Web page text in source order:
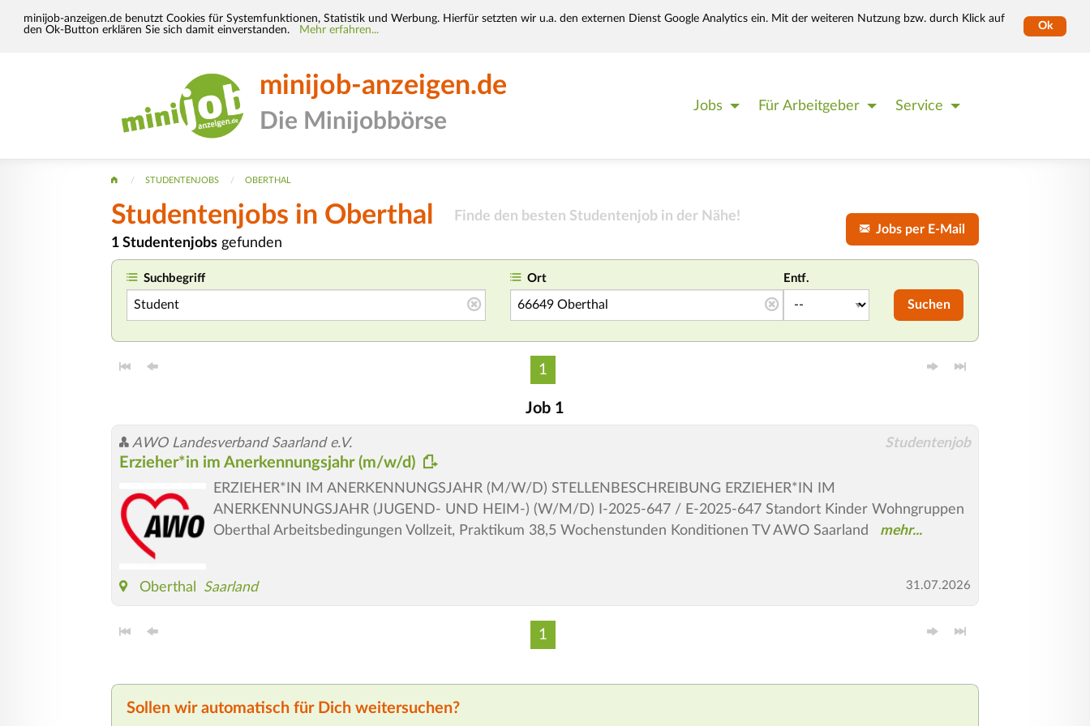
minijob-anzeigen.de benutzt Cookies für Systemfunktionen, Statistik und Werbung. Hierfür setzten wir u.a. den externen Dienst Google Analytics ein. Mit der weiteren Nutzung bzw. durch Klick auf
den Ok-Button erklären Sie sich damit einverstanden.
Mehr erfahren... Ok
minijob-anzeigen.de
Die Minijobbörse
Jobs Für Arbeitgeber Service
STUDENTENJOBS OBERTHAL
Studentenjobs in Oberthal Finde den besten Studentenjob in der Nähe!
1 Studentenjobs gefunden
Jobs per E-Mail
Suchbegriff Ort Entf.
Suchen
1
Job 1
AWO Landesverband Saarland e.V. Studentenjob
Erzieher*in im Anerkennungsjahr (m/w/d)
ERZIEHER*IN IM ANERKENNUNGSJAHR (M/W/D) STELLENBESCHREIBUNG ERZIEHER*IN IM
ANERKENNUNGSJAHR (JUGEND- UND HEIM-) (W/M/D) I-2025-647 / E-2025-647 Standort Kinder Wohngruppen
Oberthal Arbeitsbedingungen Vollzeit, Praktikum 38,5 Wochenstunden Konditionen TV AWO Saarland
Oberthal Saarland 31.07.2026
1
Sollen wir automatisch für Dich weitersuchen?